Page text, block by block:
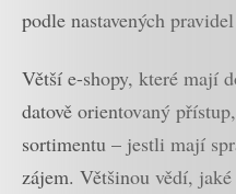
podle nastavených
Větší e-shopy, které mají
datově orientovaný
sortimentu – jestli mají
zájem. Většinou vědí,